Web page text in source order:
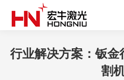
行业解决方案：钣金
割